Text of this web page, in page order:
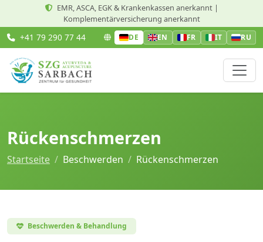
EMR, ASCA, EGK & Krankenkassen anerkannt |
Komplementärversicherung anerkannt
+41 79 290 77 44 DE EN FR IT RU
Rückenschmerzen
Startseite Beschwerden Rückenschmerzen
Beschwerden & Behandlung